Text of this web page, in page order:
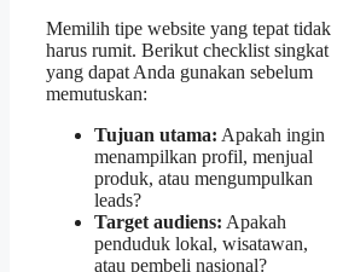
Memilih tipe website yang tepat tidak
harus rumit. Berikut checklist singkat
yang dapat Anda gunakan sebelum
memutuskan:
Tujuan utama: Apakah ingin
menampilkan profil, menjual
produk, atau mengumpulkan
leads?
Target audiens: Apakah
penduduk lokal, wisatawan,
atau pembeli nasional?